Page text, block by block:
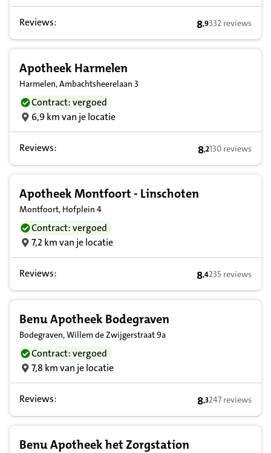
Reviews: 8,9 op basis van
8,9332 reviews
Apotheek Harmelen
Harmelen, Ambachtsheerelaan 3
Contract: vergoed
6,9 km van je locatie
Reviews: 8,2 op basis van
8,2130 reviews
Apotheek Montfoort - Linschoten
Montfoort, Hofplein 4
Contract: vergoed
7,2 km van je locatie
Reviews: 8,4 op basis van
8,4235 reviews
Benu Apotheek Bodegraven
Bodegraven, Willem de Zwijgerstraat 9a
Contract: vergoed
7,8 km van je locatie
Reviews: 8,3 op basis van
8,3247 reviews
Benu Apotheek het Zorgstation